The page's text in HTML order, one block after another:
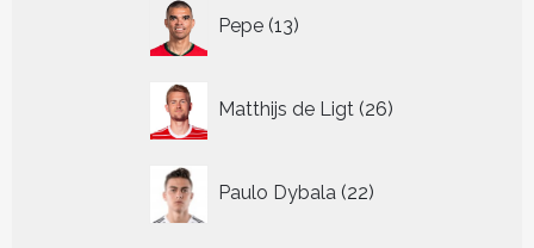
Pepe 13
producten
Matthijs de Ligt 26
producten
Paulo Dybala 22
producten